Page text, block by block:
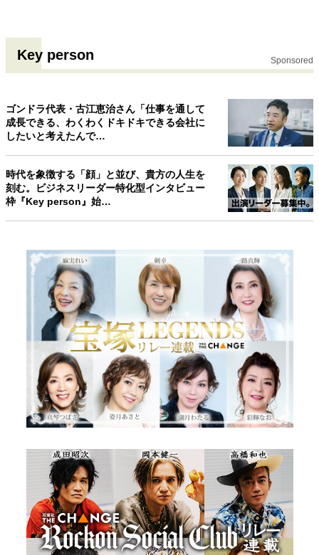
社会・カルチャー・マネー
Key person Sponsored
ゴンドラ代表・古江恵治さん「仕事を通して
成長できる、わくわくドキドキできる会社に
したいと考えたんで…
時代を象徴する「顔」と並び、貴方の人生を
刻む。ビジネスリーダー特化型インタビュー
枠『Key person』始…